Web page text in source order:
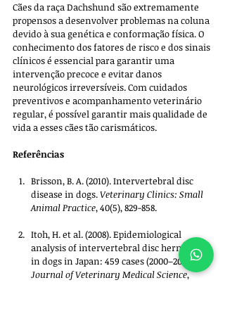
Cães da raça Dachshund são extremamente
propensos a desenvolver problemas na coluna
devido à sua genética e conformação física. O
conhecimento dos fatores de risco e dos sinais
clínicos é essencial para garantir uma
intervenção precoce e evitar danos
neurológicos irreversíveis. Com cuidados
preventivos e acompanhamento veterinário
regular, é possível garantir mais qualidade de
vida a esses cães tão carismáticos.
Referências
Brisson, B. A. (2010). Intervertebral disc
disease in dogs. Veterinary Clinics: Small
Animal Practice, 40(5), 829-858.
Itoh, H. et al. (2008). Epidemiological
analysis of intervertebral disc herniation
in dogs in Japan: 459 cases (2000–2003).
Journal of Veterinary Medical Science,